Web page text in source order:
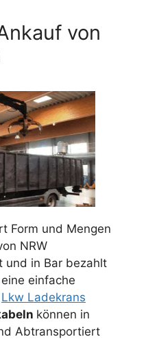
von
Form und Mengen
NRW
und in Bar bezahlt
einfache
Lkw Ladekrans
können in
Abtransportiert